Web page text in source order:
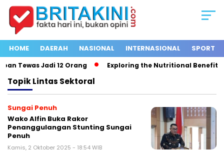
HOME DAERAH NASIONAL INTERNASIONAL SPORT
Tewas Jadi 12 Orang Exploring the Nutritional Benefits
TopikLintas Sektoral
Sungai Penuh
Wako Alfin Buka Rakor
Penanggulangan Stunting Sungai
Penuh
Kamis, 2 Oktober 2025 - 18:54 WIB